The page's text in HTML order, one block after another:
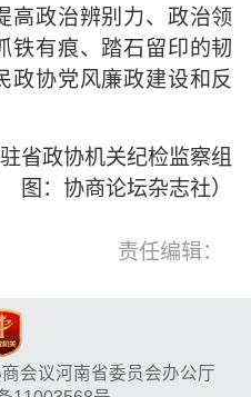
高政治辨别力、政治领
铁有痕、踏石留印的韧
政协党风廉政建设和反
政协机关纪检监察组
图：协商论坛杂志社）
责任编辑：
会议河南省委员会办公厅